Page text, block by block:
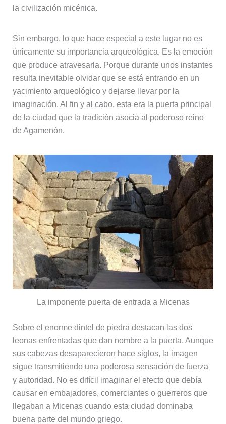
la civilización micénica.
Sin embargo, lo que hace especial a este lugar no es
únicamente su importancia arqueológica. Es la emoción
que produce atravesarla. Porque durante unos instantes
resulta inevitable olvidar que se está entrando en un
yacimiento arqueológico y dejarse llevar por la
imaginación. Al fin y al cabo, esta era la puerta principal
de la ciudad que la tradición asocia al poderoso reino
de Agamenón.
La imponente puerta de entrada a Micenas
Sobre el enorme dintel de piedra destacan las dos
leonas enfrentadas que dan nombre a la puerta. Aunque
sus cabezas desaparecieron hace siglos, la imagen
sigue transmitiendo una poderosa sensación de fuerza
y autoridad. No es difícil imaginar el efecto que debía
causar en embajadores, comerciantes o guerreros que
llegaban a Micenas cuando esta ciudad dominaba
buena parte del mundo griego.